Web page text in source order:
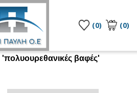
(0) (0)
'πολυουρεθανικές βαφές'